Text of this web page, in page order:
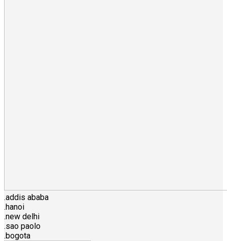
.addis ababa
.hanoi
.new delhi
.sao paolo
.bogota